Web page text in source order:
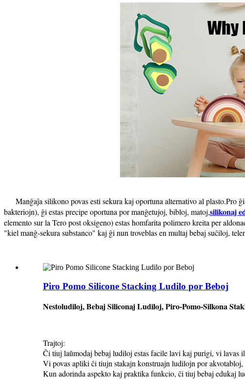
Manĝaĵa silikono povas esti sekura kaj oportuna alternativo al
bakteriojn), ĝi estas precipe oportuna por manĝetujoj, bibloj, matoj,silikonaj
elemento sur la Tero post oksigeno) estas homfarita polimero kreita per
"kiel manĝ-sekura substanco" kaj ĝi nun troveblas en multaj bebaj suĉiloj,
Piro Pomo Silicone Stacking Ludilo por Beboj
Nestoludiloj, Bebaj Siliconaj Ludiloj, Piro-Pomo-Silkona
Trajtoj:
Ĉi tiuj laŭmodaj bebaj ludiloj estas facile lavi kaj purigi, vi lavas
Vi povas apliki ĉi tiujn stakajn konstruajn ludilojn por
Kun adorinda aspekto kaj praktika funkcio, ĉi tiuj bebaj edukaj